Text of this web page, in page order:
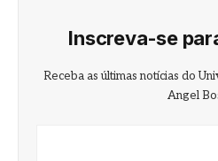
Inscreva-se
Receba as últimas notícias do
Angel